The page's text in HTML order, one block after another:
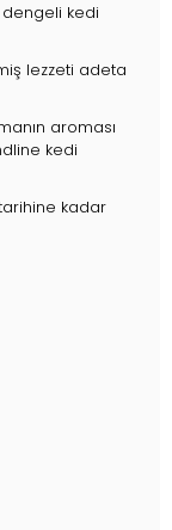
kedi
lezzeti adeta
aroması
kedi
kadar